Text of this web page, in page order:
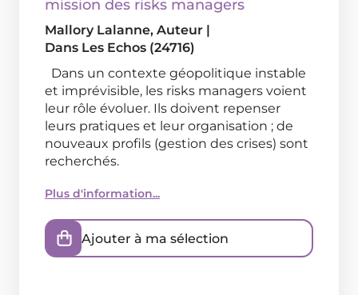
mission des risks managers
Mallory Lalanne, Auteur |
Dans Les Echos (24716)
Dans un contexte géopolitique instable
et imprévisible, les risks managers voient
leur rôle évoluer. Ils doivent repenser
leurs pratiques et leur organisation ; de
nouveaux profils (gestion des crises) sont
recherchés.
Plus d'information...
Ajouter à ma sélection